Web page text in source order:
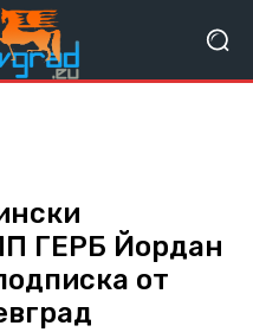
ГЕРБ Йордан
от